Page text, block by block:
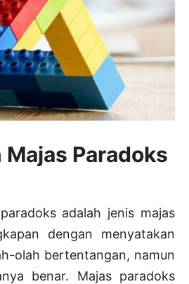
Paradoks
adalah jenis majas
dengan menyatakan
olah bertentangan, namun
benar. Majas paradoks